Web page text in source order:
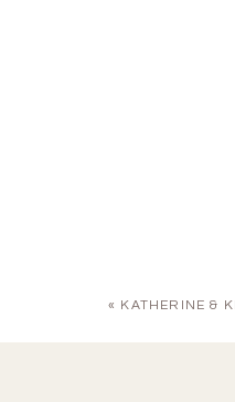
« KATHERINE &